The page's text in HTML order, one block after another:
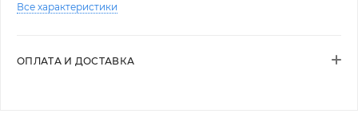
Все характеристики
ОПЛАТА И ДОСТАВКА